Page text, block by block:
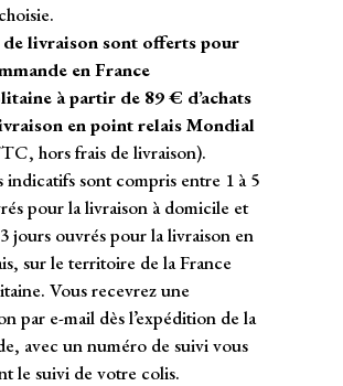
de livraison sont offerts pour
en France
à partir de 89 € d’achats
en point relais Mondial
hors frais de livraison).
indicatifs sont compris entre 1 à 5
pour la livraison à domicile et
jours ouvrés pour la livraison en
sur le territoire de la France
Vous recevrez une
par e-mail dès l’expédition de la
avec un numéro de suivi vous
le suivi de votre colis.